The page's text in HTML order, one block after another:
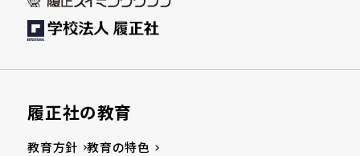
履正社の教育
教育方針 教育の特色